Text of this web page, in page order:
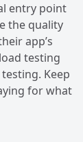
entry point
the quality
app’s
testing
Keep
for what